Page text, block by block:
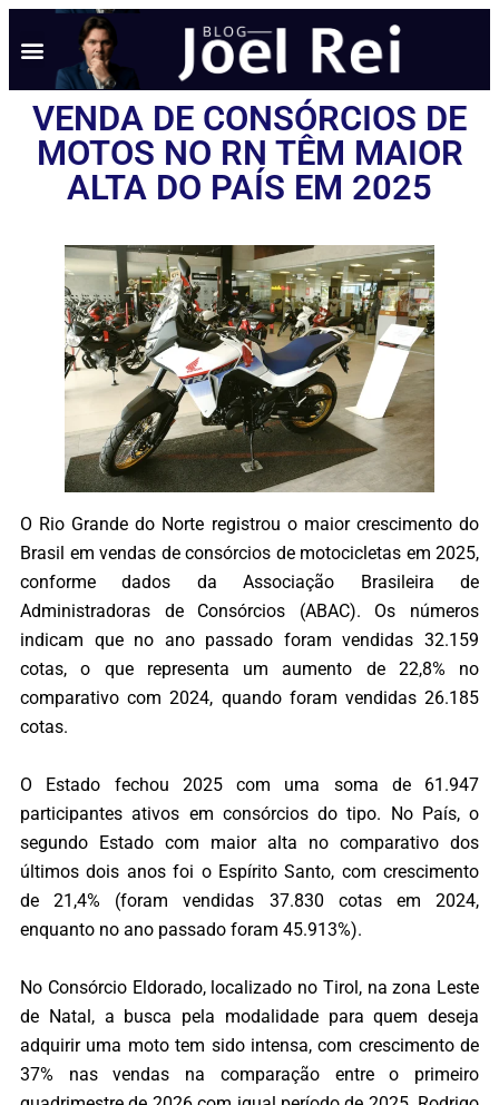
VENDA DE CONSÓRCIOS DE
MOTOS NO RN TÊM MAIOR
ALTA DO PAÍS EM 2025
O Rio Grande do Norte registrou o maior crescimento do
Brasil em vendas de consórcios de motocicletas em 2025,
conforme dados da Associação Brasileira de
Administradoras de Consórcios (ABAC). Os números
indicam que no ano passado foram vendidas 32.159
cotas, o que representa um aumento de 22,8% no
comparativo com 2024, quando foram vendidas 26.185
cotas.
O Estado fechou 2025 com uma soma de 61.947
participantes ativos em consórcios do tipo. No País, o
segundo Estado com maior alta no comparativo dos
últimos dois anos foi o Espírito Santo, com crescimento
de 21,4% (foram vendidas 37.830 cotas em 2024,
enquanto no ano passado foram 45.913%).
No Consórcio Eldorado, localizado no Tirol, na zona Leste
de Natal, a busca pela modalidade para quem deseja
adquirir uma moto tem sido intensa, com crescimento de
37% nas vendas na comparação entre o primeiro